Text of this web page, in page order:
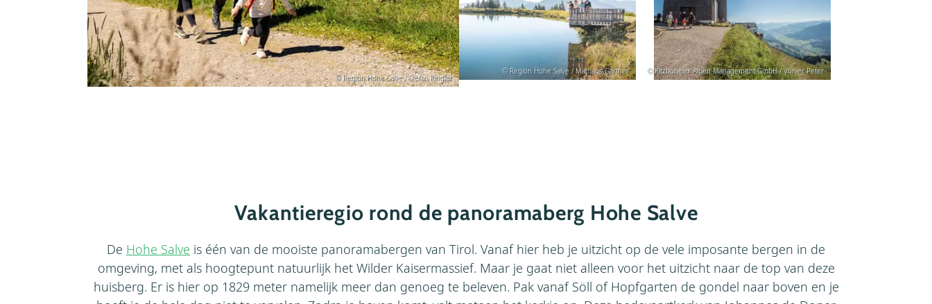
© Region Hohe Salve / Stefan Ringler
© Region Hohe Salve / Mathäus Gartner © Kitzbüheler Alpen Management GmbH / Vonier Peter
Vakantieregio rond de panoramaberg Hohe Salve
De Hohe Salve is één van de mooiste panoramabergen van Tirol. Vanaf hier heb je uitzicht op de vele imposante bergen in de
omgeving, met als hoogtepunt natuurlijk het Wilder Kaisermassief. Maar je gaat niet alleen voor het uitzicht naar de top van deze
huisberg. Er is hier op 1829 meter namelijk meer dan genoeg te beleven. Pak vanaf Söll of Hopfgarten de gondel naar boven en je